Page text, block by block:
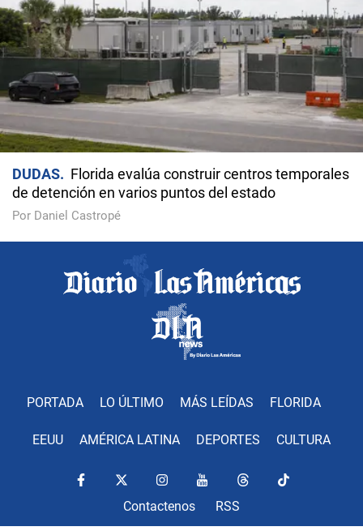
DUDAS
Florida evalúa construir centros temporales
de detención en varios puntos del estado
Por Daniel Castropé
PORTADA LO ÚLTIMO MÁS LEÍDAS FLORIDA
EEUU AMÉRICA LATINA DEPORTES CULTURA
Contactenos RSS